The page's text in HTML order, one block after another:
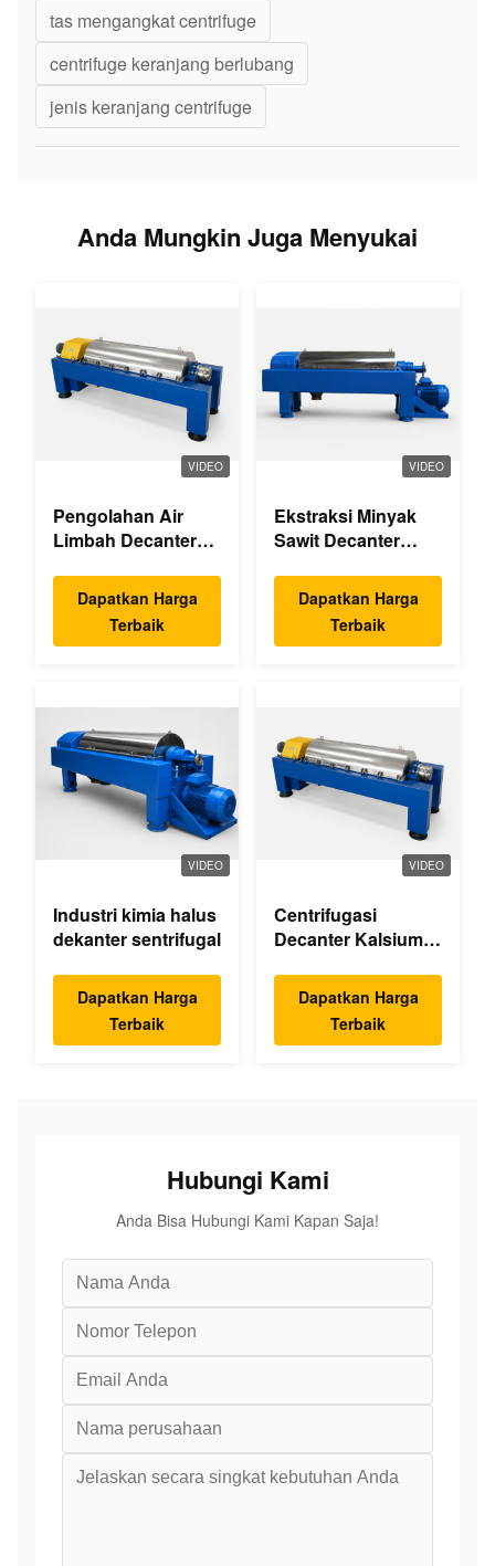
tas mengangkat centrifuge
centrifuge keranjang berlubang
jenis keranjang centrifuge
Anda Mungkin Juga Menyukai
VIDEO
Pengolahan Air
Limbah Decanter
Dapatkan Harga
Terbaik
VIDEO
Ekstraksi Minyak
Sawit Decanter
Dapatkan Harga
Terbaik
VIDEO
Industri kimia halus
dekanter sentrifugal
Dapatkan Harga
Terbaik
VIDEO
Centrifugasi
Decanter Kalsium
Dapatkan Harga
Terbaik
Hubungi Kami
Anda Bisa Hubungi Kami Kapan Saja!